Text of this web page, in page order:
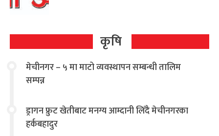
कृषि
मेचीनगर – ५ मा माटो व्यवस्थापन सम्बन्धी तालिम
सम्पन्न
ड्रागन फ्रुट खेतीबाट मनग्य आम्दानी लिँदै मेचीनगरका
हर्कबहादुर